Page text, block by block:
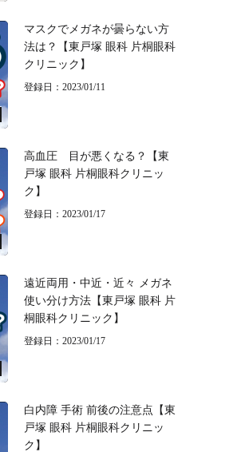
マスクでメガネが曇らない方
法は？【東戸塚 眼科 片桐眼科
クリニック】
登録日：2023/01/11
高血圧 目が悪くなる？【東
戸塚 眼科 片桐眼科クリニッ
ク】
登録日：2023/01/17
遠近両用・中近・近々 メガネ
使い分け方法【東戸塚 眼科 片
桐眼科クリニック】
登録日：2023/01/17
白内障 手術 前後の注意点【東
戸塚 眼科 片桐眼科クリニッ
ク】